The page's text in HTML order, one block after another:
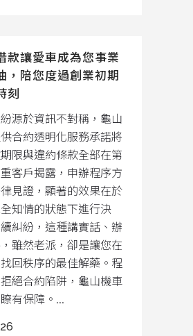
款讓愛車成為您事業
，陪您度過創業初期
刻
源於資訊不對稱，龜山
合約透明化服務承諾將
限與違約條款全部在第
客戶揭露，申辦程序方
見證，顯著的效果在於
知情的狀態下進行決
糾紛，這種講實話、辦
雖然老派，卻是讓您在
回秩序的最佳解藥。程
絕合約陷阱，龜山機車
有保障。...